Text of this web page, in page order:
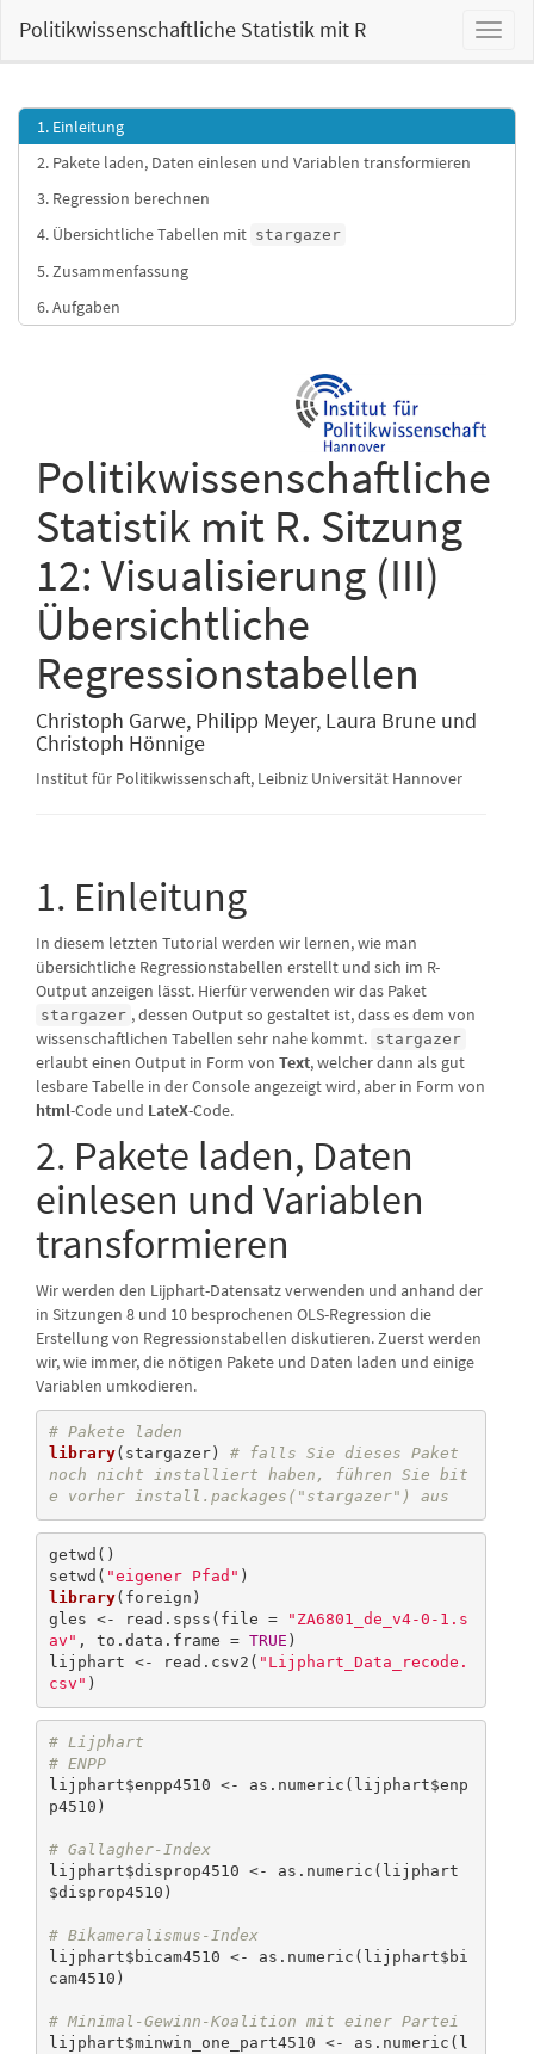
1. Einleitung
2. Pakete laden, Daten einlesen und Variablen transformieren
3. Regression berechnen
4. Übersichtliche Tabellen mit stargazer
5. Zusammenfassung
6. Aufgaben
Politikwissenschaftliche Statistik mit R
Politikwissenschaftliche
Statistik mit R. Sitzung
12: Visualisierung (III)
Übersichtliche
Regressionstabellen
Christoph Garwe, Philipp Meyer, Laura Brune und
Christoph Hönnige
Institut für Politikwissenschaft, Leibniz Universität Hannover
1. Einleitung
In diesem letzten Tutorial werden wir lernen, wie man
übersichtliche Regressionstabellen erstellt und sich im R-
Output anzeigen lässt. Hierfür verwenden wir das Paket
stargazer , dessen Output so gestaltet ist, dass es dem von
wissenschaftlichen Tabellen sehr nahe kommt. stargazer
erlaubt einen Output in Form von Text, welcher dann als gut
lesbare Tabelle in der Console angezeigt wird, aber in Form von
html-Code und LateX-Code.
2. Pakete laden, Daten
einlesen und Variablen
transformieren
Wir werden den Lijphart-Datensatz verwenden und anhand der
in Sitzungen 8 und 10 besprochenen OLS-Regression die
Erstellung von Regressionstabellen diskutieren. Zuerst werden
wir, wie immer, die nötigen Pakete und Daten laden und einige
Variablen umkodieren.
# Pakete laden
library(stargazer) # falls Sie dieses Paket
noch nicht installiert haben, führen Sie bit
e vorher install.packages("stargazer") aus
getwd()
setwd( "eigener Pfad"
library(foreign)
gles <- read.spss(file =
"ZA6801_de_v4-0-1.s
av" , to.data.frame = TRUE )
lijphart <- read.csv2( "Lijphart_Data_recode.
csv" )
# Lijphart
# ENPP
lijphart$enpp4510 <- as.numeric(lijphart$enp
p4510)
# Gallagher-Index
lijphart$disprop4510 <- as.numeric(lijphart
$disprop4510)
# Bikameralismus-Index
lijphart$bicam4510 <- as.numeric(lijphart$bi
cam4510)
# Minimal-Gewinn-Koalition mit einer Partei
lijphart$minwin_one_part4510 <- as.numeric(l